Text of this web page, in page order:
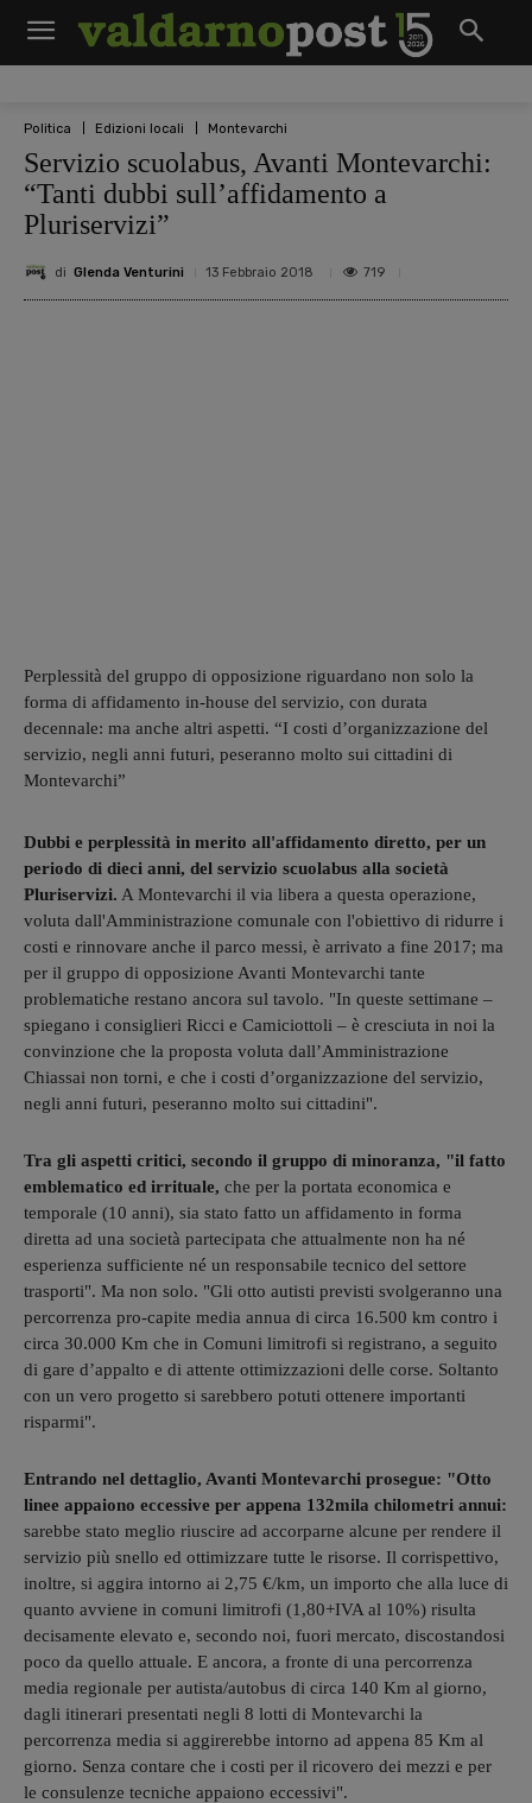
Politica Edizioni locali Montevarchi
Servizio scuolabus, Avanti Montevarchi:
“Tanti dubbi sull’affidamento a
Pluriservizi”
di Glenda Venturini 13 Febbraio 2018 719
Perplessità del gruppo di opposizione riguardano non solo la
forma di affidamento in-house del servizio, con durata
decennale: ma anche altri aspetti. “I costi d’organizzazione del
servizio, negli anni futuri, peseranno molto sui cittadini di
Montevarchi”
Dubbi e perplessità in merito all'affidamento diretto, per un
periodo di dieci anni, del servizio scuolabus alla società
Pluriservizi. A Montevarchi il via libera a questa operazione,
voluta dall'Amministrazione comunale con l'obiettivo di ridurre i
costi e rinnovare anche il parco messi, è arrivato a fine 2017; ma
per il gruppo di opposizione Avanti Montevarchi tante
problematiche restano ancora sul tavolo. "In queste settimane –
spiegano i consiglieri Ricci e Camiciottoli – è cresciuta in noi la
convinzione che la proposta voluta dall’Amministrazione
Chiassai non torni, e che i costi d’organizzazione del servizio,
negli anni futuri, peseranno molto sui cittadini".
Tra gli aspetti critici, secondo il gruppo di minoranza, "il fatto
emblematico ed irrituale, che per la portata economica e
temporale (10 anni), sia stato fatto un affidamento in forma
diretta ad una società partecipata che attualmente non ha né
esperienza sufficiente né un responsabile tecnico del settore
trasporti". Ma non solo. "Gli otto autisti previsti svolgeranno una
percorrenza pro-capite media annua di circa 16.500 km contro i
circa 30.000 Km che in Comuni limitrofi si registrano, a seguito
di gare d’appalto e di attente ottimizzazioni delle corse. Soltanto
con un vero progetto si sarebbero potuti ottenere importanti
risparmi".
Entrando nel dettaglio, Avanti Montevarchi prosegue: "Otto
linee appaiono eccessive per appena 132mila chilometri annui:
sarebbe stato meglio riuscire ad accorparne alcune per rendere il
servizio più snello ed ottimizzare tutte le risorse. Il corrispettivo,
inoltre, si aggira intorno ai 2,75 €/km, un importo che alla luce di
quanto avviene in comuni limitrofi (1,80+IVA al 10%) risulta
decisamente elevato e, secondo noi, fuori mercato, discostandosi
poco da quello attuale. E ancora, a fronte di una percorrenza
media regionale per autista/autobus di circa 140 Km al giorno,
dagli itinerari presentati negli 8 lotti di Montevarchi la
percorrenza media si aggirerebbe intorno ad appena 85 Km al
giorno. Senza contare che i costi per il ricovero dei mezzi e per
le consulenze tecniche appaiono eccessivi".